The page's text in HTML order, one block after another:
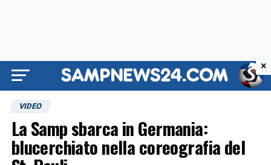
VIDEO
La Samp sbarca in Germania:
blucerchiato nella coreografia del
×